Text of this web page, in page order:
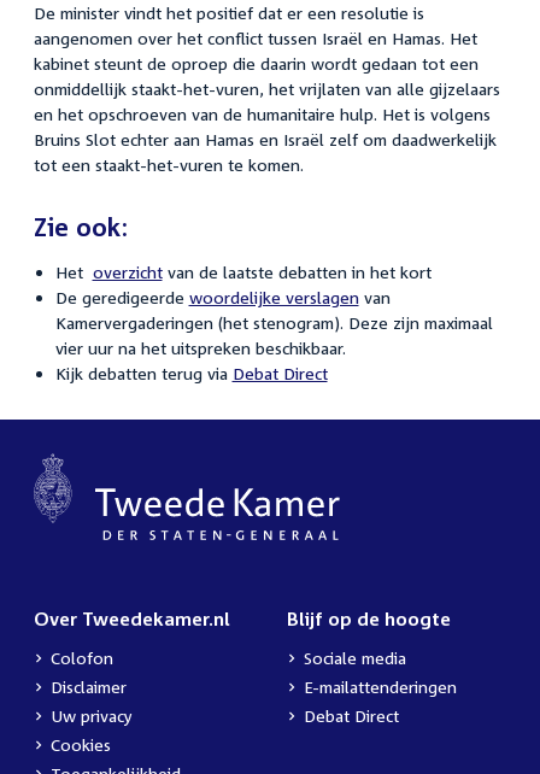
De minister vindt het positief dat er een resolutie is
aangenomen over het conflict tussen Israël en Hamas. Het
kabinet steunt de oproep die daarin wordt gedaan tot een
onmiddellijk staakt-het-vuren, het vrijlaten van alle gijzelaars
en het opschroeven van de humanitaire hulp. Het is volgens
Bruins Slot echter aan Hamas en Israël zelf om daadwerkelijk
tot een staakt-het-vuren te komen.
Zie ook:
Het overzichtvan de laatste debatten in het kort
De geredigeerde woordelijke verslagenvan
Kamervergaderingen (het stenogram). Deze zijn maximaal
vier uur na het uitspreken beschikbaar.
Kijk debatten terug via Debat Direct
Over Tweedekamer.nl
Colofon
Disclaimer
Uw privacy
Cookies
Blijf op de hoogte
Sociale media
E-mailattenderingen
Debat Direct